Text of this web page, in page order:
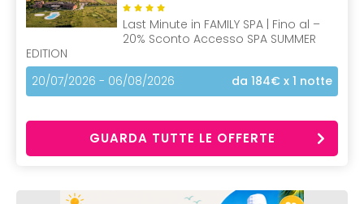
Last Minute in FAMILY SPA | Fino al –
20% Sconto Accesso SPA SUMMER
EDITION
20/07/2026 - 06/08/2026
da 184€ x 1 notte
GUARDA TUTTE LE OFFERTE